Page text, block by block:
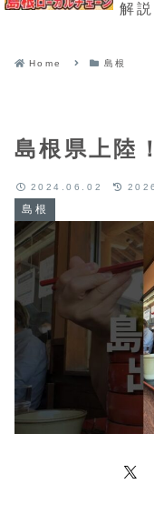
解説
Home 島根
島根県上陸
島根
2024.06.02